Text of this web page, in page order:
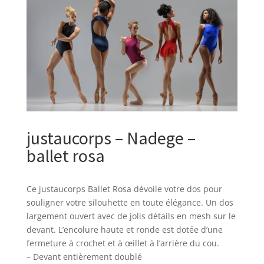
justaucorps – Nadege –
ballet rosa
Ce justaucorps Ballet Rosa dévoile votre dos pour
souligner votre silouhette en toute élégance. Un dos
largement ouvert avec de jolis détails en mesh sur le
devant. L’encolure haute et ronde est dotée d’une
fermeture à crochet et à œillet à l’arrière du cou.
– Devant entièrement doublé